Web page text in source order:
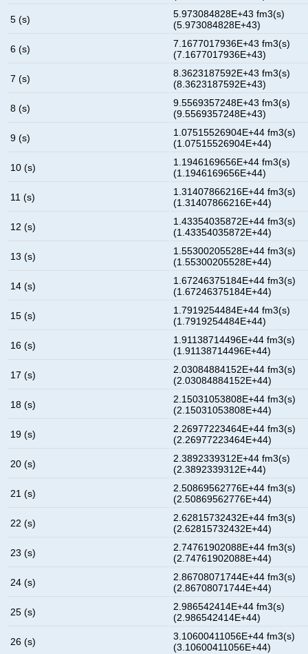
5 (s)
5.973084828E+43 fm3(s)
(5.973084828E+43)
6 (s)
7.1677017936E+43 fm3(s)
(7.1677017936E+43)
7 (s)
8.3623187592E+43 fm3(s)
(8.3623187592E+43)
8 (s)
9.5569357248E+43 fm3(s)
(9.5569357248E+43)
9 (s)
1.07515526904E+44 fm3(s)
(1.07515526904E+44)
10 (s)
1.1946169656E+44 fm3(s)
(1.1946169656E+44)
11 (s)
1.31407866216E+44 fm3(s)
(1.31407866216E+44)
12 (s)
1.43354035872E+44 fm3(s)
(1.43354035872E+44)
13 (s)
1.55300205528E+44 fm3(s)
(1.55300205528E+44)
14 (s)
1.67246375184E+44 fm3(s)
(1.67246375184E+44)
15 (s)
1.7919254484E+44 fm3(s)
(1.7919254484E+44)
16 (s)
1.91138714496E+44 fm3(s)
(1.91138714496E+44)
17 (s)
2.03084884152E+44 fm3(s)
(2.03084884152E+44)
18 (s)
2.15031053808E+44 fm3(s)
(2.15031053808E+44)
19 (s)
2.26977223464E+44 fm3(s)
(2.26977223464E+44)
20 (s)
2.3892339312E+44 fm3(s)
(2.3892339312E+44)
21 (s)
2.50869562776E+44 fm3(s)
(2.50869562776E+44)
22 (s)
2.62815732432E+44 fm3(s)
(2.62815732432E+44)
23 (s)
2.74761902088E+44 fm3(s)
(2.74761902088E+44)
24 (s)
2.86708071744E+44 fm3(s)
(2.86708071744E+44)
25 (s)
2.986542414E+44 fm3(s)
(2.986542414E+44)
26 (s)
3.10600411056E+44 fm3(s)
(3.10600411056E+44)